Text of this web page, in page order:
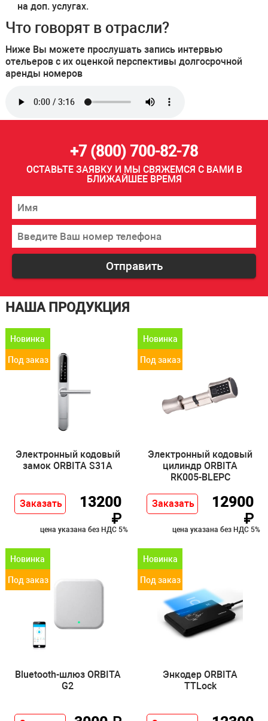
на доп. услугах.
Что говорят в отрасли?
Ниже Вы можете прослушать запись интервью
отельеров с их оценкой перспективы долгосрочной
аренды номеров
+7 (800) 700-82-78
ОСТАВЬТЕ ЗАЯВКУ И МЫ СВЯЖЕМСЯ С ВАМИ В
БЛИЖАЙШЕЕ ВРЕМЯ
Отправить
НАША ПРОДУКЦИЯ
Электронный кодовый
замок ORBITA S31A
Заказать
13200
₽
Новинка
Под заказ
цена указана без НДС 5%
Электронный кодовый
цилиндр ORBITA
RK005-BLEPC
Заказать
12900
₽
Новинка
Под заказ
цена указана без НДС 5%
Bluetooth-шлюз ORBITA
G2
Новинка
Под заказ
Энкодер ORBITA
TTLock
Новинка
Под заказ